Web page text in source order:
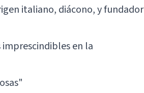
italiano, diácono, y fundador
imprescindibles en la